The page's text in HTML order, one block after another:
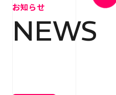
NEWS お知らせ
お知らせ
NEWS